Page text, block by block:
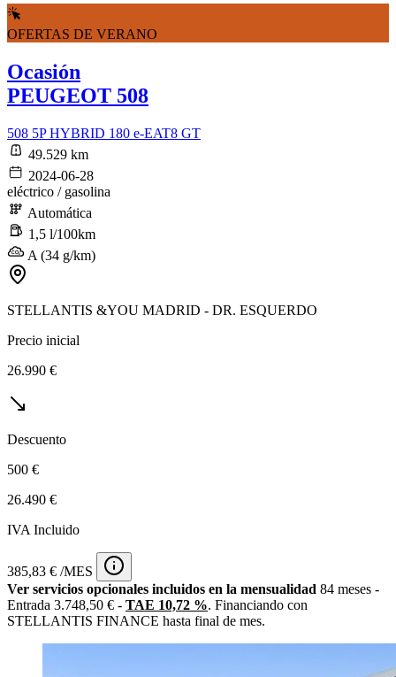
OFERTAS DE VERANO
Ocasión
PEUGEOT 508
508 5P HYBRID 180 e-EAT8 GT
49.529 km
2024-06-28
eléctrico / gasolina
Automática
1,5 l/100km
A (34 g/km)
STELLANTIS &YOU MADRID - DR. ESQUERDO
Precio inicial
26.990 €
Descuento
500 €
26.490 €
IVA Incluido
385,83 € /MES
Ver servicios opcionales incluidos en la mensualidad 84 meses -
Entrada 3.748,50 € - TAE 10,72 %. Financiando con
STELLANTIS FINANCE hasta final de mes.